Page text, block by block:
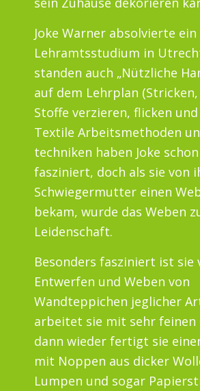
Joke Warner absolvierte ein
Lehramtsstudium in
standen auch „Nützliche
auf dem Lehrplan
Stoffe verzieren, flicken und
Textile Arbeitsmethoden
techniken haben Joke
fasziniert, doch als sie von
Schwiegermutter einen
bekam, wurde das Weben
Leidenschaft.
Besonders fasziniert ist sie
Entwerfen und Weben von
Wandteppichen jeglicher
arbeitet sie mit sehr feinen
dann wieder fertigt sie
mit Noppen aus dicker
Lumpen und sogar